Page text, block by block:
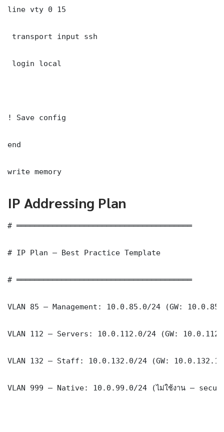
line vty 0 15
transport input ssh
login local
! Save config
end
write memory
IP Addressing Plan
# ═══════════════════════════════════════
# IP Plan — Best Practice Template
# ═══════════════════════════════════════
VLAN 85 — Management: 10.0.85.0/24 (GW:
VLAN 112 — Servers: 10.0.112.0/24 (GW:
VLAN 132 — Staff: 10.0.132.0/24 (GW: 10.0.132.1)
VLAN 999 — Native: 10.0.99.0/24 (ไม่ใช้งาน —